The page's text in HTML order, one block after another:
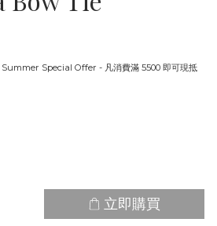
Summer Special Offer - 凡消費滿 5500 即可現抵
立即購買